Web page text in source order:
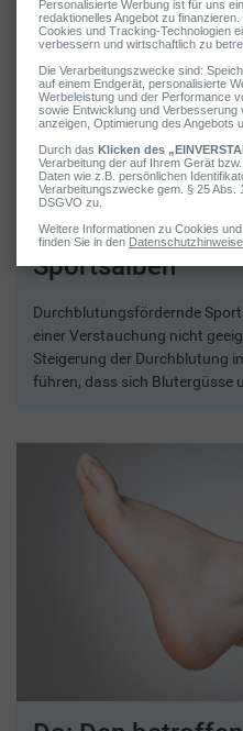
Don´t:
Sportsalben
Durchblutungsfördernde
einer Verstauchung nicht
Steigerung der Durchblutung
führen, dass sich Blutergüsse